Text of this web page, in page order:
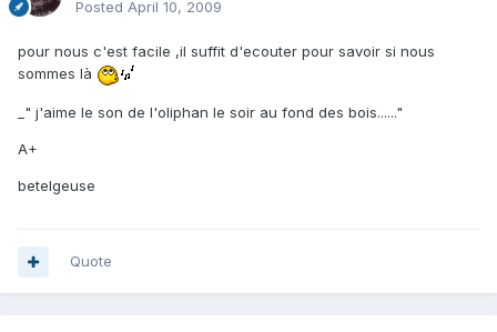
Posted April 10, 2009
pour nous c'est facile ,il suffit d'ecouter pour savoir si nous
sommes là
_" j'aime le son de l'oliphan le soir au fond des bois......"
A+
betelgeuse
Quote